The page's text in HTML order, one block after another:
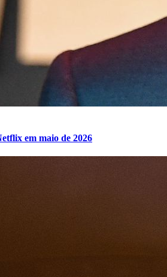
em maio de 2026